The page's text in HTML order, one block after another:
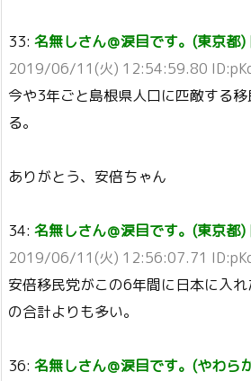
33: 名無しさん＠涙目です。(東京都
2019/06/11(火) 12:54:59.80
今や3年ごと島根県人口に匹敵する
る。
ありがとう、安倍ちゃん
34: 名無しさん＠涙目です。(東京都
2019/06/11(火) 12:56:07.71
安倍移民党がこの6年間に日本に入
の合計よりも多い。
36: 名無しさん＠涙目です。(やわら